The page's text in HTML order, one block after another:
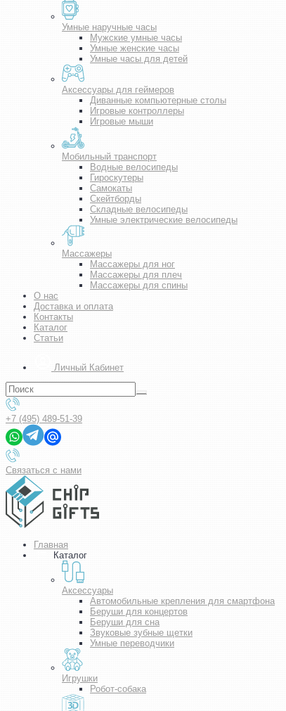
Умные наручные часы
Мужские умные часы
Умные женские часы
Умные часы для детей
Аксессуары для геймеров
Диванные компьютерные столы
Игровые контроллеры
Игровые мыши
Мобильный транспорт
Водные велосипеды
Гироскутеры
Самокаты
Скейтборды
Складные велосипеды
Умные электрические велосипеды
Массажеры
Массажеры для ног
Массажеры для плеч
Массажеры для спины
О нас
Доставка и оплата
Контакты
Каталог
Статьи
Личный Кабинет
+7 (495) 489-51-39
Связаться с нами
Главная
Каталог
Аксессуары
Автомобильные крепления для смартфона
Беруши для концертов
Беруши для сна
Звуковые зубные щетки
Умные переводчики
Игрушки
Робот-собака